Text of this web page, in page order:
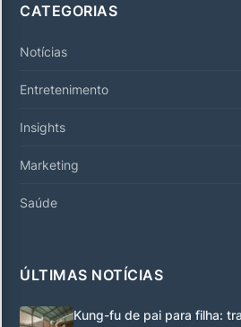
CATEGORIAS
Notícias
Entretenimento
Insights
Marketing
Saúde
ÚLTIMAS NOTÍCIAS
Kung-fu de pai para filha: